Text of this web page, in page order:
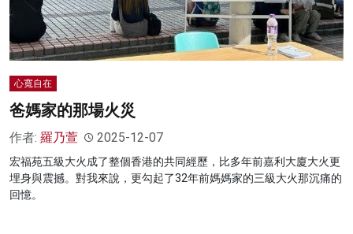
心寬自在
爸媽家的那場火災
作者: 羅乃萱 2025-12-07
宏福苑五級大火成了整個香港的共同經歷，比多年前嘉利大廈大火更
埋身與震撼。對我來說，更勾起了32年前媽媽家的三級大火那沉痛的
回憶。